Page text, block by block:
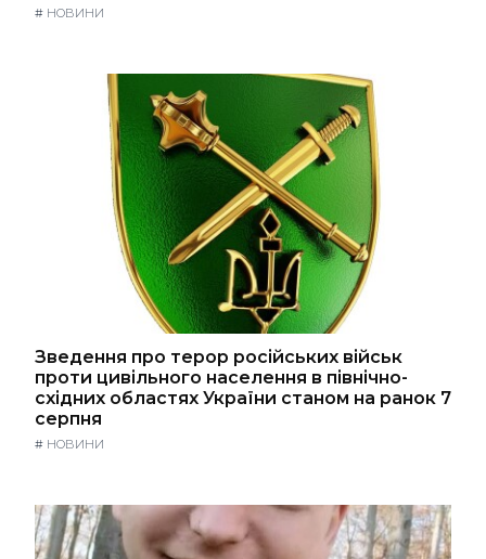
# НОВИНИ
Зведення про терор російських військ
проти цивільного населення в північно-
східних областях України станом на ранок 7
серпня
# НОВИНИ